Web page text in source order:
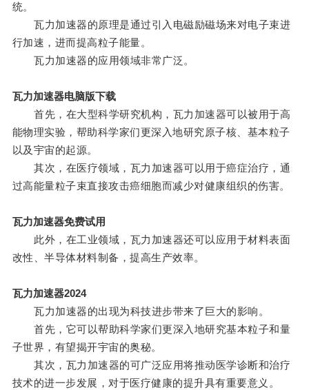
统。
瓦力加速器的原理是通过引入电磁励磁场来对电子束进
行加速，进而提高粒子能量。
瓦力加速器的应用领域非常广泛。
瓦力加速器电脑版下载
首先，在大型科学研究机构，瓦力加速器可以被用于高
能物理实验，帮助科学家们更深入地研究原子核、基本粒子
以及宇宙的起源。
其次，在医疗领域，瓦力加速器可以用于癌症治疗，通
过高能量粒子束直接攻击癌细胞而减少对健康组织的伤害。
瓦力加速器免费试用
此外，在工业领域，瓦力加速器还可以应用于材料表面
改性、半导体材料制备，提高生产效率。
瓦力加速器2024
瓦力加速器的出现为科技进步带来了巨大的影响。
首先，它可以帮助科学家们更深入地研究基本粒子和量
子世界，有望揭开宇宙的奥秘。
其次，瓦力加速器的可广泛应用将推动医学诊断和治疗
技术的进一步发展，对于医疗健康的提升具有重要意义。